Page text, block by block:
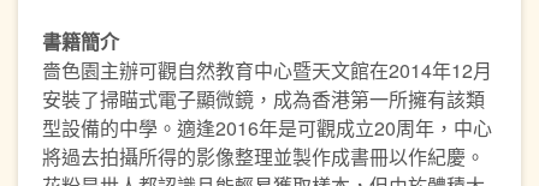
書籍簡介
嗇色園主辦可觀自然教育中心暨天文館在2014年12月
安裝了掃瞄式電子顯微鏡，成為香港第一所擁有該類
型設備的中學。適逢2016年是可觀成立20周年，中心
將過去拍攝所得的影像整理並製作成書冊以作紀慶。